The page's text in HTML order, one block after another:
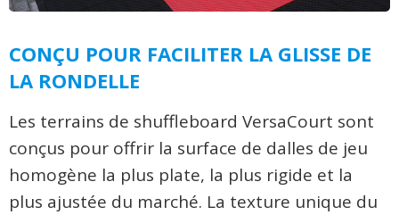
CONÇU POUR FACILITER LA GLISSE DE
LA RONDELLE
Les terrains de shuffleboard VersaCourt sont
conçus pour offrir la surface de dalles de jeu
homogène la plus plate, la plus rigide et la
plus ajustée du marché. La texture unique du